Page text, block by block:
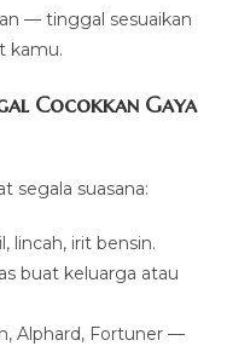
— tinggal sesuaikan
kamu.
Cocokkan Gaya
segala suasana:
lincah, irit bensin.
buat keluarga atau
Alphard, Fortuner —